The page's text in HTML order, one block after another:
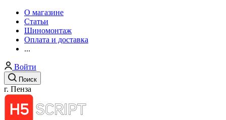
О магазине
Статьи
Шиномонтаж
Оплата и доставка
...
Войти
Поиск
г. Пенза